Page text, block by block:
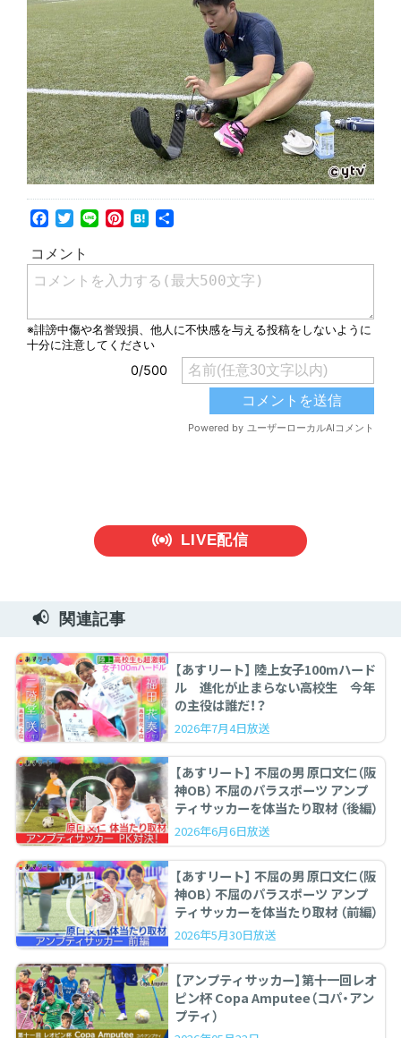
Facebook
Twitter
LinePinterest
Hatena
共
LIVE配信
関連記事
【あすリート】 陸上女子100mハード
ル 進化が止まらない高校生 今年
の主役は誰だ！？
2026年7月4日放送
【あすリート】 不屈の男 原口文仁（阪
神OB） 不屈のパラスポーツ アンプ
ティサッカーを体当たり取材 （後編）
2026年6月6日放送
【あすリート】 不屈の男 原口文仁（阪
神OB） 不屈のパラスポーツ アンプ
ティサッカーを体当たり取材 （前編）
2026年5月30日放送
【アンプティサッカー】第十一回レオ
ピン杯 Copa Amputee（コパ・アン
プティ）